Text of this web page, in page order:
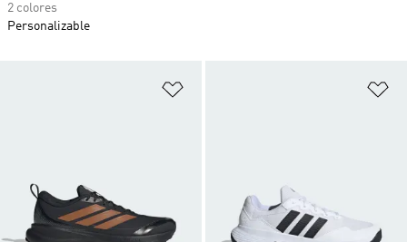
2 colores
Personalizable